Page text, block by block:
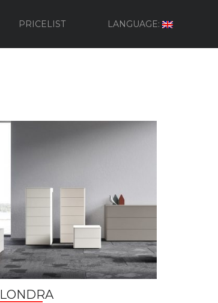
LANGUAGE:
PRICELIST
LONDRA